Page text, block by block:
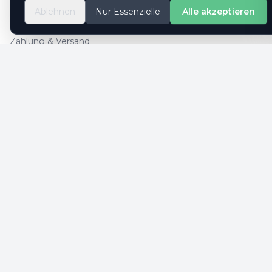
So geht es
Kontaktformular
Zahlung & Versand
Ablehnen Nur Essenzielle Alle akzeptieren